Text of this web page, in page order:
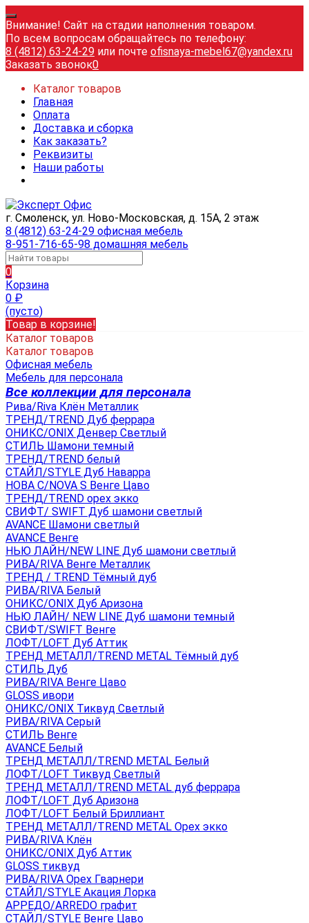
Внимание! Сайт на стадии наполнения товаром.
По всем вопросам обращайтесь по телефону:
8 (4812) 63-24-29 или почте ofisnaya-mebel67@yandex.ru
Заказать звонок0
Каталог товаров
Главная
Оплата
Доставка и сборка
Как заказать?
Реквизиты
Наши работы
г. Смоленск, ул. Ново-Московская, д. 15А, 2 этаж
8 (4812) 63-24-29 офисная мебель
8-951-716-65-98 домашняя мебель
0
Корзина
0 ₽
(пусто)
Товар в корзине!
Каталог товаров
Каталог товаров
Офисная мебель
Мебель для персонала
Все коллекции для персонала
Рива/Riva Клён Металлик
ТРЕНД/TREND Дуб феррара
ОНИКС/ONIX Денвер Светлый
СТИЛЬ Шамони темный
ТРЕНД/TREND белый
СТАЙЛ/STYLE Дуб Наварра
НОВА С/NOVA S Венге Цаво
ТРЕНД/TREND орех экко
СВИФТ/ SWIFT Дуб шамони светлый
AVANCE Шамони светлый
AVANCE Венге
НЬЮ ЛАЙН/NEW LINE Дуб шамони светлый
РИВА/RIVA Венге Металлик
TРЕНД / TREND Тёмный дуб
РИВА/RIVA Белый
ОНИКС/ONIX Дуб Аризона
НЬЮ ЛАЙН/ NEW LINE Дуб шамони темный
СВИФТ/SWIFT Венге
ЛОФТ/LOFT Дуб Аттик
ТРЕНД МЕТАЛЛ/TREND METAL Тёмный дуб
СТИЛЬ Дуб
РИВА/RIVA Венге Цаво
GLOSS ивори
ОНИКС/ONIX Тиквуд Светлый
РИВА/RIVA Серый
СТИЛЬ Венге
AVANСE Белый
ТРЕНД МЕТАЛЛ/TREND METAL Белый
ЛОФТ/LOFT Тиквуд Светлый
ТРЕНД МЕТАЛЛ/TREND METAL дуб феррара
ЛОФТ/LOFT Дуб Аризона
ЛОФТ/LOFT Белый Бриллиант
ТРЕНД МЕТАЛЛ/TREND METAL Орех экко
РИВА/RIVA Клён
ОНИКС/ONIX Дуб Аттик
GLOSS тиквуд
РИВА/RIVA Орех Гварнери
СТАЙЛ/STYLE Акация Лорка
АРРЕДО/ARREDO графит
СТАЙЛ/STYLE Венге Цаво